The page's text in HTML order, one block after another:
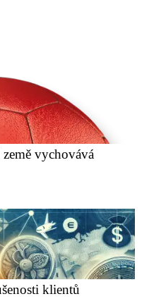
vychovává
klientů